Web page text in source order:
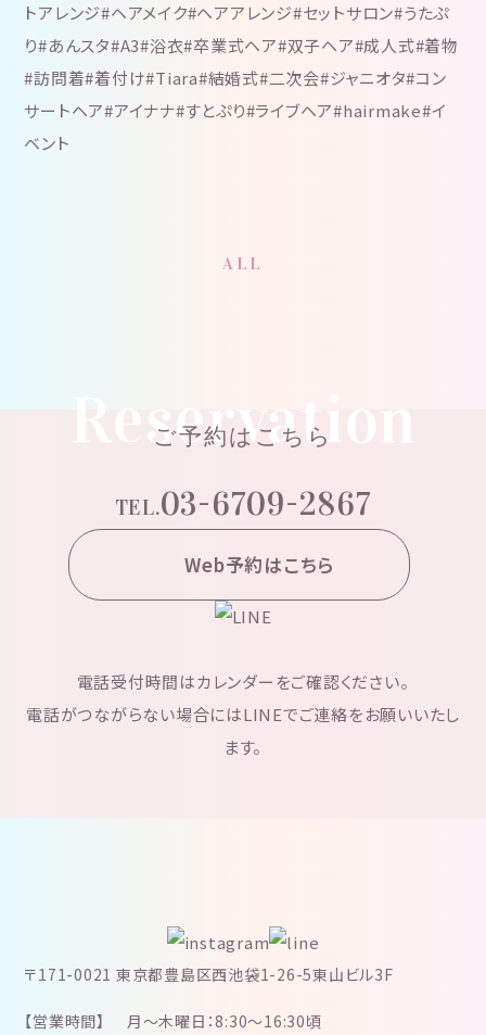
トアレンジ#ヘアメイク#ヘアアレンジ#セットサロン#うたぷ
り#あんスタ#A3#浴衣#卒業式ヘア#双子ヘア#成人式#着物
#訪問着#着付け#Tiara#結婚式#二次会#ジャニオタ#コン
サートヘア#アイナナ#すとぷり#ライブヘア#hairmake#イ
ベント
ALL
Reservation
ご予約はこちら
TEL.03-6709-2867
Web予約はこちら
電話受付時間はカレンダーをご確認ください。
電話がつながらない場合にはLINEでご連絡をお願いいたし
ます。
〒171-0021 東京都豊島区西池袋1-26-5東山ビル3F
【営業時間】
月～木曜日：8:30～16:30頃